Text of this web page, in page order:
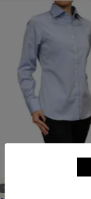
ナチュラルフィット